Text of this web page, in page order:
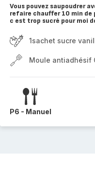
Vous pouvez saupoudrer
refaire chauffer 10 min de
c est trop sucré pour moi
1sachet sucre
Moule antiadhésif
P6 - Manuel